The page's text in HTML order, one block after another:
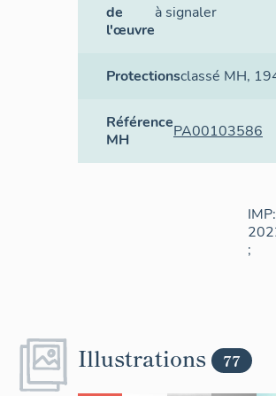
de
l'œuvre
à signaler
Protectionsclassé MH,
Référence
MH
PA00103586
IMP:
;
Illustrations 77